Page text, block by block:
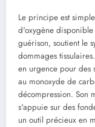
Le principe est
d'oxygène
guérison, soutient le
dommages
en urgence pour des
au monoxyde de
décompression. Son
s'appuie sur des
un outil précieux en